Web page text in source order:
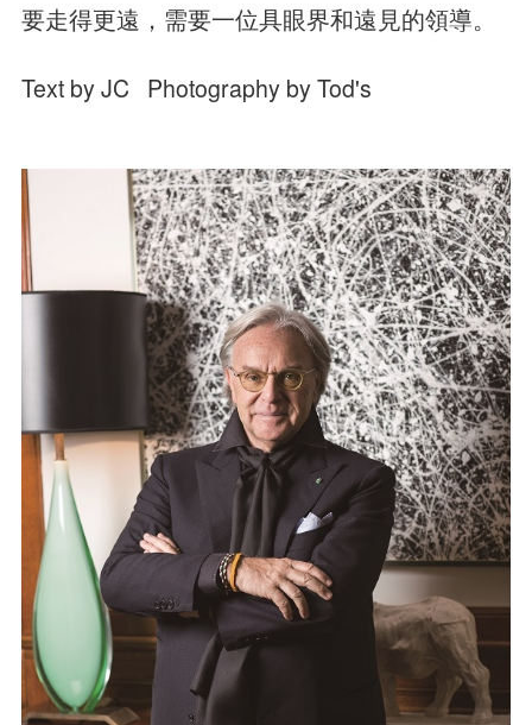
要走得更遠，需要一位具眼界和遠見的領導。
Text by JC Photography by Tod's